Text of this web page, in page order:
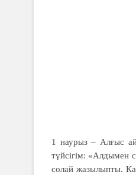
1 наурыз – Алғыс
түйсігім: «Алдымен
солай жазылыпты.